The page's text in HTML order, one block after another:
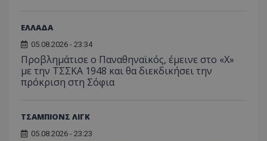
ΕΛΛΑΔΑ
05.08.2026 - 23:34
Προβλημάτισε ο Παναθηναϊκός, έμεινε στο «Χ»
με την ΤΣΣΚΑ 1948 και θα διεκδικήσει την
πρόκριση στη Σόφια
ΤΣΑΜΠΙΟΝΣ ΛΙΓΚ
05.08.2026 - 23:23